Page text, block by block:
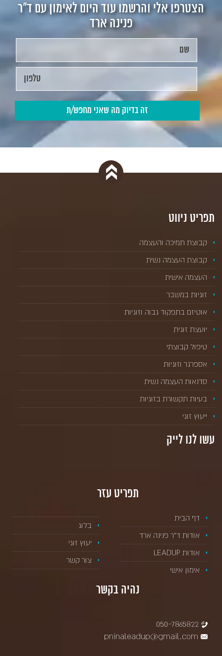
הצטרפו אלי והרשמו עוד היום לאימון עם ד"ר
פנינה ארד
תפריט ניווט
קבוצת תמיכה והעצמה
קבוצת העצמה נשית
העצמה אישית
זוגיות במשבר
אוטיזם בתפקוד גבוה וזוגיות
יועצת זוגית
טיפול קבוצתי
אספרגר וזוגיות
סדנאות העצמה נשית
בעיות תקשורת בזוגיות
ייעוץ זוגי
עשו לנו לייק
תפריט עזר
דף הבית
אודות ד”ר פנינה ארד
אודות LEADUP
אימון אישי
בלוג
יעוץ זוגי
צור קשר
נהיה בקשר